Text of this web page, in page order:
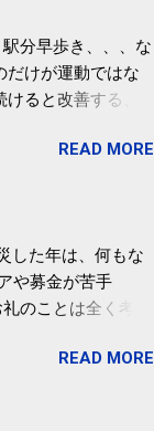
分早歩き、、、な
だけが運動ではな
ると改善する、
運動を毎日３０分
くても効果」 -
READ MORE
した年は、何もな
や募金が苦手
のことは全く考え
目的は......。 総務
READ MORE